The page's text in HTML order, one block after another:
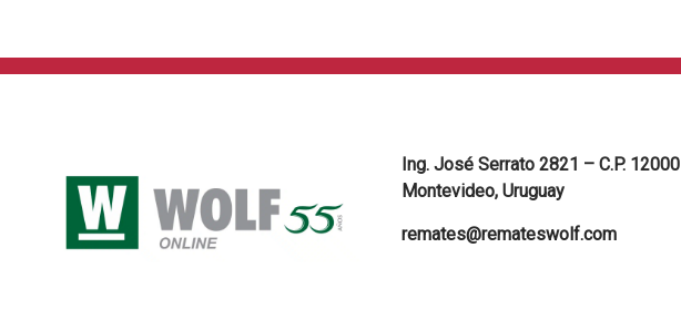
Ing. José Serrato 2821 – C.P. 12000
Montevideo, Uruguay
remates@remateswolf.com